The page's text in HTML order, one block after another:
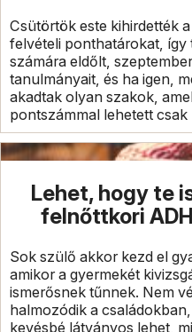
Csütörtök este kihirdették
felvételi ponthatárokat, így
számára eldőlt,
tanulmányait, és ha igen,
akadtak olyan szakok,
pontszámmal lehetett csak
Lehet, hogy te
felnőttkori
Sok szülő akkor kezd el
amikor a gyermekét
ismerősnek tűnnek. Nem
halmozódik a
kevésbé látványos lehet,